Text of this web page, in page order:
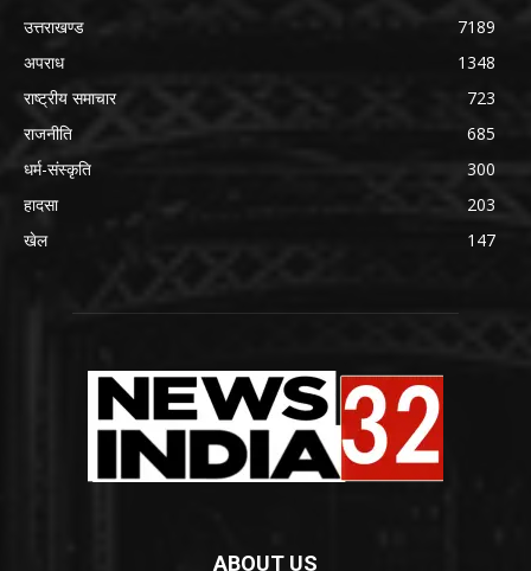
उत्तराखण्ड
7189
अपराध
1348
राष्ट्रीय समाचार
723
राजनीति
685
धर्म-संस्कृति
300
हादसा
203
खेल
147
ABOUT US